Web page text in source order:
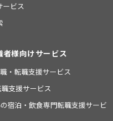
ービス
者様向けサービス
・転職支援サービス
職支援サービス
宿泊・飲食専門転職支援サービ